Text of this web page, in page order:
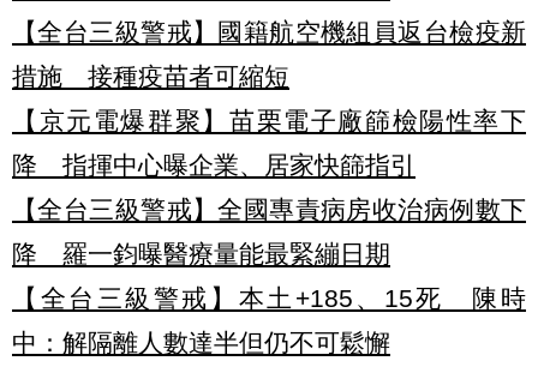
【全台三級警戒】國籍航空機組員返台檢疫新
措施 接種疫苗者可縮短
【京元電爆群聚】苗栗電子廠篩檢陽性率下
降 指揮中心曝企業、居家快篩指引
【全台三級警戒】全國專責病房收治病例數下
降 羅一鈞曝醫療量能最緊繃日期
【全台三級警戒】本土+185、15死 陳時
中：解隔離人數達半但仍不可鬆懈